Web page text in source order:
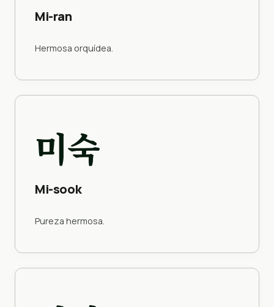
Mi-ran
Hermosa orquídea.
미숙
Mi-sook
Pureza hermosa.